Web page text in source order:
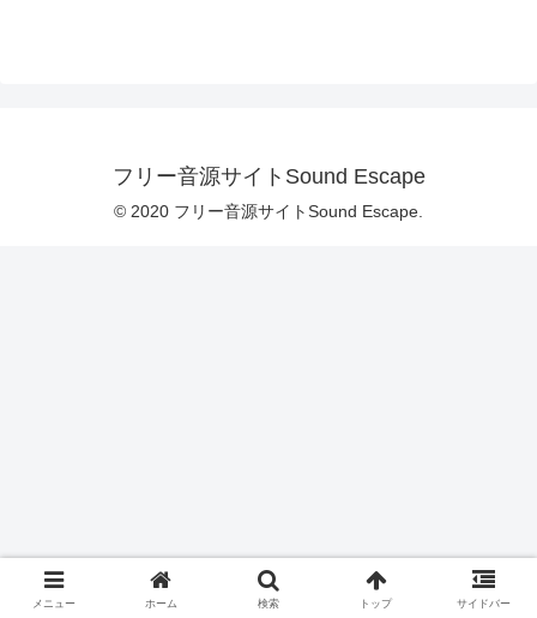
フリー音源サイトSound Escape
© 2020 フリー音源サイトSound Escape.
メニュー ホーム 検索 トップ サイドバー